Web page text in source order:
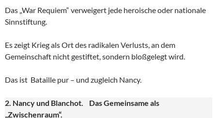
Das „War Requiem“ verweigert jede heroische oder nationale
Sinnstiftung.
Es zeigt Krieg als Ort des radikalen Verlusts, an dem
Gemeinschaft nicht gestiftet, sondern bloßgelegt wird.
Das ist Bataille pur – und zugleich Nancy.
2. Nancy und Blanchot. Das Gemeinsame als
„Zwischenraum“.